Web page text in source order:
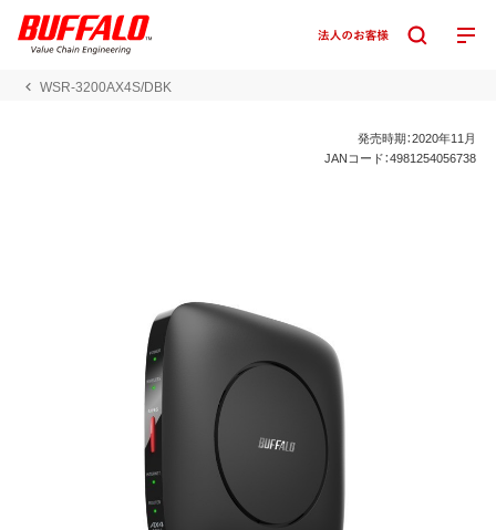
WSR-3200AX4S/DBK
発売時期：2020年11月
JANコード：4981254056738